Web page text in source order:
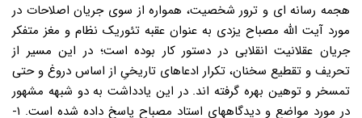
هجمه رسانه ای و ترور شخصیت، همواره از سوی جریان اصلاحات در
مورد آیت الله مصباح یزدی به عنوان عقبه تئوریک نظام و مغز متفکر
جریان عقلانیت انقلابی در دستور کار بوده است؛ در این مسیر از
تحریف و تقطیع سخنان، تکرار ادعاهای تاریخیِ از اساس دروغ و حتی
تمسخر و توهین بهره گرفته اند. در این یادداشت به دو شبهه مشهور
در مورد مواضع و دیدگاههای استاد مصباح پاسخ داده شده است. ۱-